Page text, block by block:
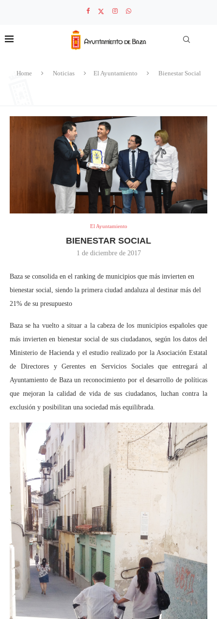
Home Noticias El Ayuntamiento Bienestar Social
El Ayuntamiento
BIENESTAR SOCIAL
1 de diciembre de 2017
Baza se consolida en el ranking de municipios que más invierten en
bienestar social, siendo la primera ciudad andaluza al destinar más del
21% de su presupuesto
Baza se ha vuelto a situar a la cabeza de los municipios españoles que
más invierten en bienestar social de sus ciudadanos, según los datos del
Ministerio de Hacienda y el estudio realizado por la Asociación Estatal
de Directores y Gerentes en Servicios Sociales que entregará al
Ayuntamiento de Baza un reconocimiento por el desarrollo de políticas
que mejoran la calidad de vida de sus ciudadanos, luchan contra la
exclusión y posibilitan una sociedad más equilibrada.